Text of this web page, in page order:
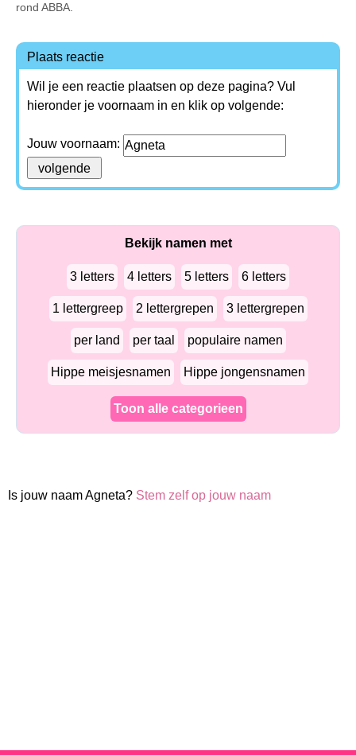
rond ABBA.
Plaats reactie
Wil je een reactie plaatsen op deze pagina? Vul
hieronder je voornaam in en klik op volgende:
Jouw voornaam:
Bekijk namen met
3 letters 4 letters 5 letters 6 letters
1 lettergreep 2 lettergrepen 3 lettergrepen
per land per taal populaire namen
Hippe meisjesnamen Hippe jongensnamen
Toon alle categorieen
Is jouw naam Agneta? Stem zelf op jouw naam